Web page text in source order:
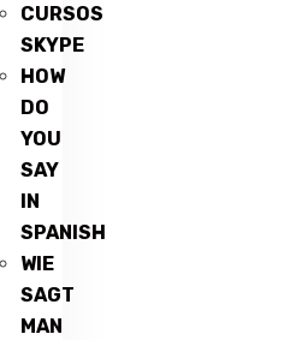
CURSOS
SKYPE
HOW
DO
YOU
SAY
IN
SPANISH
WIE
SAGT
MAN